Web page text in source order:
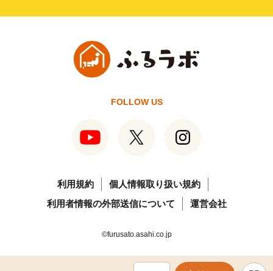
FOLLOW US
利用規約
個人情報取り扱い規約
利用者情報の外部送信について
運営会社
©furusato.asahi.co.jp